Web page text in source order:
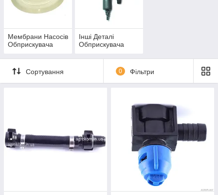
Мембрани Насосів
Обприскувача
Інші Деталі
Обприскувача
Сортування 0 Фільтри